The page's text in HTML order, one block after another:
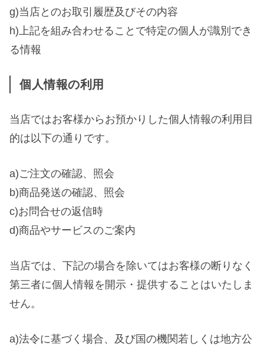
g)当店とのお取引履歴及びその内容
h)上記を組み合わせることで特定の個人が識別でき
る情報
個人情報の利用
当店ではお客様からお預かりした個人情報の利用目
的は以下の通りです。
a)ご注文の確認、照会
b)商品発送の確認、照会
c)お問合せの返信時
d)商品やサービスのご案内
当店では、下記の場合を除いてはお客様の断りなく
第三者に個人情報を開示・提供することはいたしま
せん。
a)法令に基づく場合、及び国の機関若しくは地方公